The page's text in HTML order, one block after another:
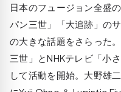
日本のフュージョン全盛
パン三世」「大追跡」の
の大きな話題をさらった
三世」とNHKテレビ「小
して活動を開始。大野雄